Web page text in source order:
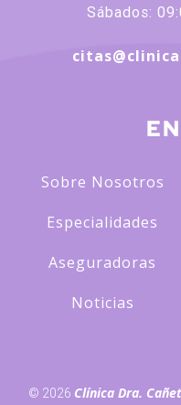
Sábados:
Sobre Nosotros
Especialidades
Aseguradoras
Noticias
© 2026 Clínica Dra.